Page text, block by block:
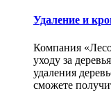
Удаление и
Компания
уходу за
удаления
сможете